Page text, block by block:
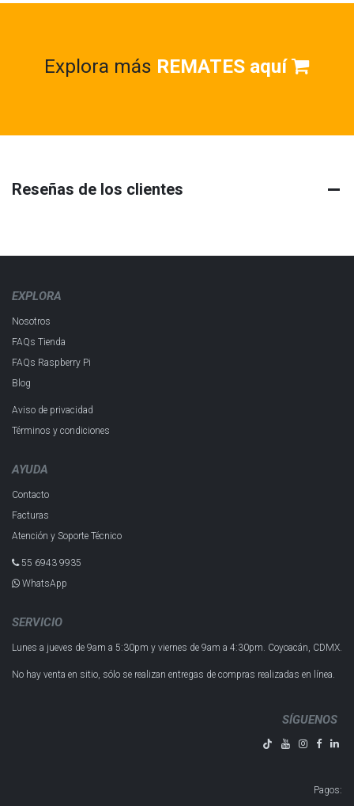
Explora más REMATES aquí
Reseñas de los clientes
EXPLORA
Nosotros
FAQs Tienda
FAQs Raspberry Pi
Blog
Aviso de privacidad
Términos y condiciones
AYUDA
Contacto
Facturas
Atención y Soporte Técnico
55 6943 993​5
WhatsApp
SERVICIO
Lunes a jueves de 9am a 5:30pm y viernes de 9am a 4:30pm. Coyoacán, CDMX.
No hay venta en sitio, sólo se realizan entregas de compras realizadas en línea.
SÍGUENOS
Pagos: